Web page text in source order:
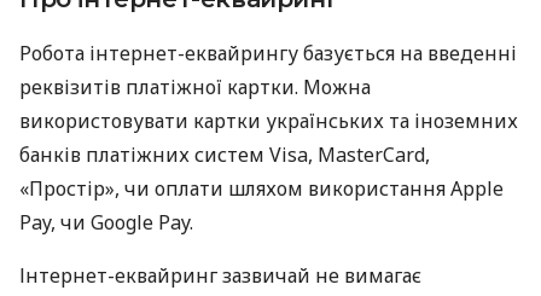
Робота інтернет-еквайрингу базується на введенні
реквізитів платіжної картки. Можна
використовувати картки українських та іноземних
банків платіжних систем Visa, MasterCard,
«Простір», чи оплати шляхом використання Apple
Pay, чи Google Pay.
Інтернет-еквайринг зазвичай не вимагає